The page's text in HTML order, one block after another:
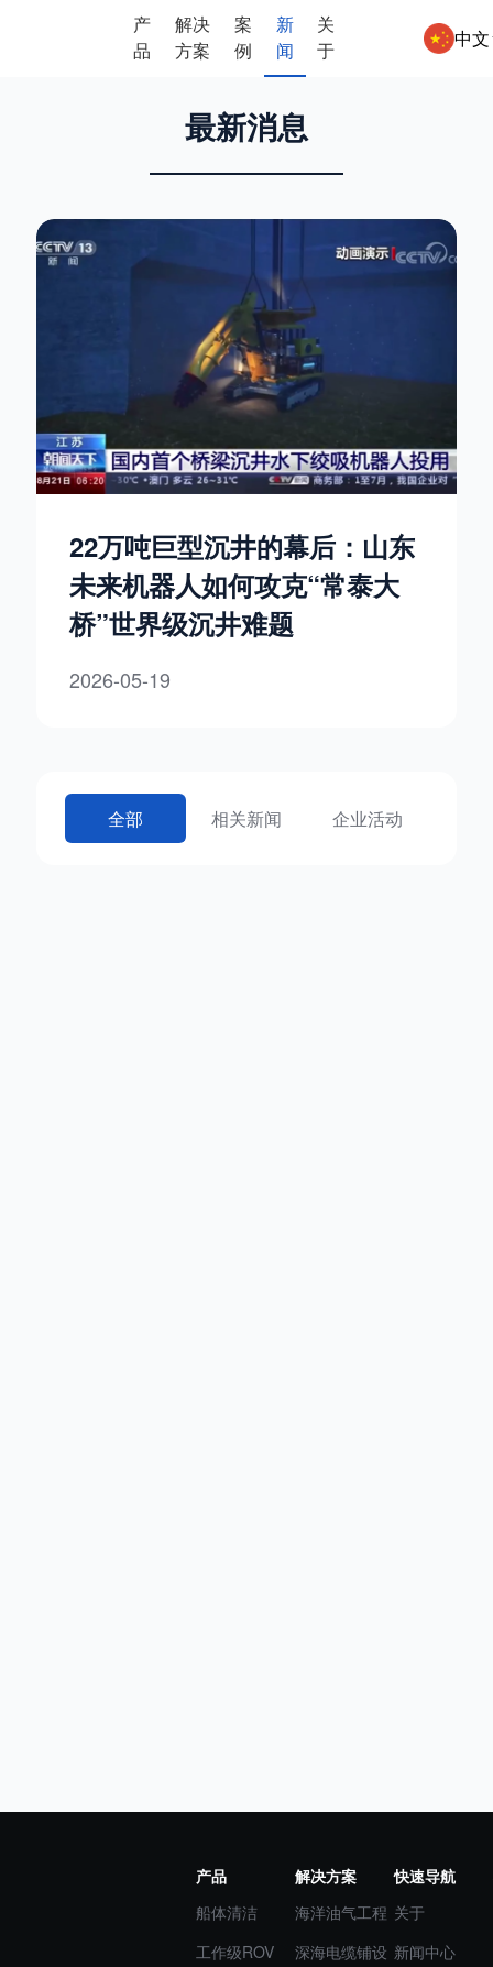
产
品
解决
方案
案
例
新
闻
关
于
中文
最新消息
22万吨巨型沉井的幕后：山东
未来机器人如何攻克“常泰大
桥”世界级沉井难题
2026-05-19
全部 相关新闻 企业活动
产品
船体清洁
工作级ROV
解决方案
海洋油气工程
深海电缆铺设
快速导航
关于
新闻中心